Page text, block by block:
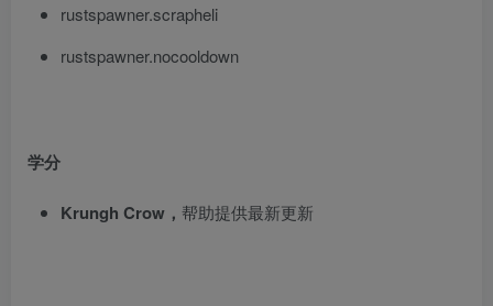
rustspawner.scrapheli
rustspawner.nocooldown
学分
Krungh Crow， 帮助提供最新更新